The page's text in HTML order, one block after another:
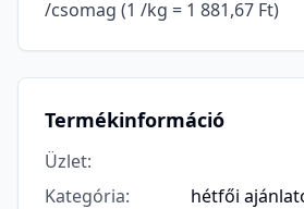
/csomag (1 /kg = 1 881,67 Ft)
Termékinformáció
Üzlet:
Kategória: hétfői